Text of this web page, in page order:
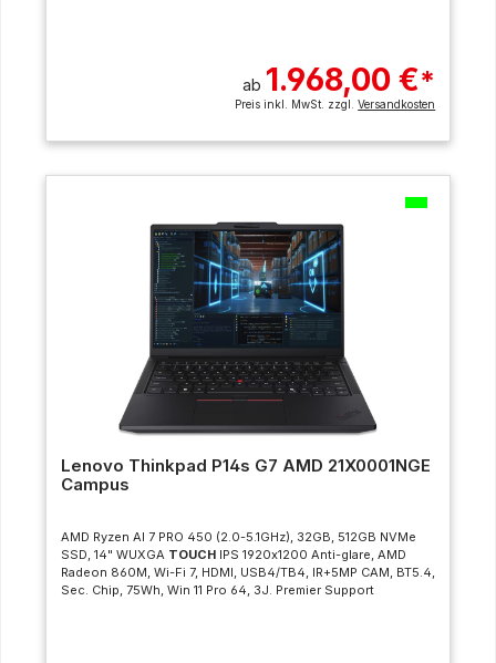
ab 1.968,00 €*
Preis inkl. MwSt. zzgl.Versandkosten
Lenovo Thinkpad P14s G7 AMD 21X0001NGE
Campus
AMD Ryzen AI 7 PRO 450 (2.0-5.1GHz), 32GB, 512GB NVMe
SSD, 14" WUXGA TOUCH IPS 1920x1200 Anti-glare, AMD
Radeon 860M, Wi-Fi 7, HDMI, USB4/TB4, IR+5MP CAM, BT5.4,
Sec. Chip, 75Wh, Win 11 Pro 64, 3J. Premier Support